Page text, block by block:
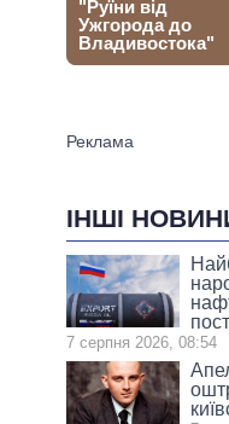
ІНШІ
7 серпня 2026, 08:54